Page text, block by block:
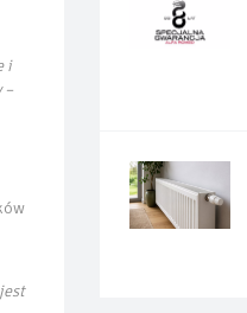
i
–